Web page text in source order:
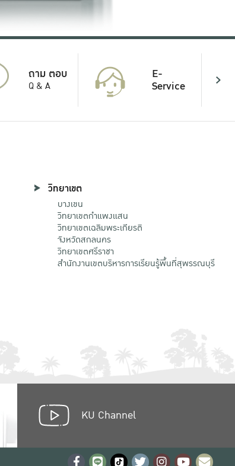
ถาม ตอบ
Q & A
E-
Service
วิทยาเขต
บางเขน
วิทยาเขตกําแพงแสน
วิทยาเขตเฉลิมพระเกียรติ
จังหวัดสกลนคร
วิทยาเขตศรีราชา
สำนักงานเขตบริหารการเรียนรู้พื้นที่สุพรรณบุรี
KU Channel